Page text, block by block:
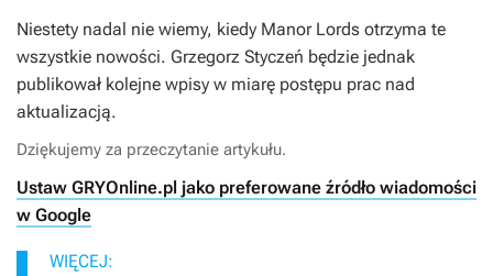
Niestety nadal nie wiemy, kiedy Manor Lords otrzyma te
wszystkie nowości. Grzegorz Styczeń będzie jednak
publikował kolejne wpisy w miarę postępu prac nad
aktualizacją.
Dziękujemy za przeczytanie artykułu.
Ustaw GRYOnline.pl jako preferowane źródło wiadomości
w Google
WIĘCEJ: